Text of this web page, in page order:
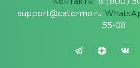
Контакты: 8 (800)
support@caterme.ru
55-08